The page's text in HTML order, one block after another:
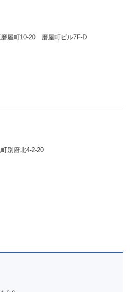
屋町10-20 磨屋町ビル7F-D
別府北4-2-20